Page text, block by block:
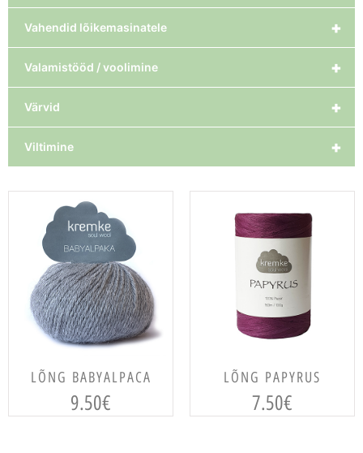
+
Vahendid lõikemasinatele
+
Valamistööd / voolimine
+
Värvid
+
Viltimine
VALI
LÕNG BABYALPACA
9.50€
VALI
LÕNG PAPYRUS
7.50€